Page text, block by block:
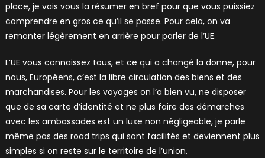
place, je vais vous la résumer en bref pour que vous puissiez
comprendre en gros ce qu’il se passe. Pour cela, on va
remonter légèrement en arrière pour parler de l’UE.
L’UE vous connaissez tous, et ce qui a changé la donne, pour
nous, Européens, c’est la libre circulation des biens et des
marchandises. Pour les voyages on l’a bien vu, ne disposer
que de sa carte d’identité et ne plus faire des démarches
avec les ambassades est un luxe non négligeable, je parle
même pas des road trips qui sont facilités et deviennent plus
simples si on reste sur le territoire de l’union.